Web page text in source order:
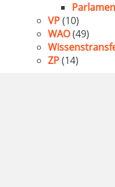
VP(10)
WAO(49)
ZP(14)